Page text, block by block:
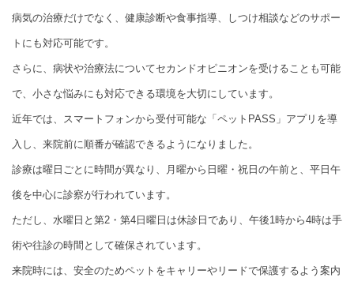
病気の治療だけでなく、健康診断や食事指導、しつけ相談などのサポー
トにも対応可能です。
さらに、病状や治療法についてセカンドオピニオンを受けることも可能
で、小さな悩みにも対応できる環境を大切にしています。
近年では、スマートフォンから受付可能な「ペットPASS」アプリを導
入し、来院前に順番が確認できるようになりました。
診療は曜日ごとに時間が異なり、月曜から日曜・祝日の午前と、平日午
後を中心に診察が行われています。
ただし、水曜日と第2・第4日曜日は休診日であり、午後1時から4時は手
術や往診の時間として確保されています。
来院時には、安全のためペットをキャリーやリードで保護するよう案内